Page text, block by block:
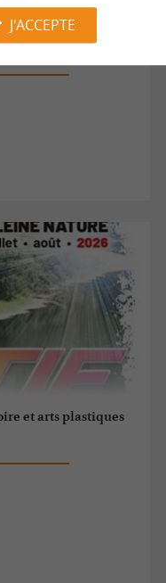
et arts plastiques
J'ACCEPTE